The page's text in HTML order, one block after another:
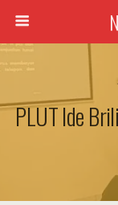
PLUT Ide